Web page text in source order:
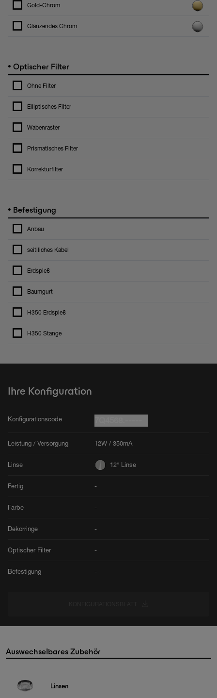
Gold-Chrom
Glänzendes Chrom
• Optischer Filter
Ohne Filter
Elliptisches Filter
Wabenraster
Prismatisches Filter
Korrekturfilter
• Befestigung
Anbau
seitiliches Kabel
Erdspieϐ
Baumgurt
H350 Erdspieϐ
H350 Stange
Ihre Konfiguration
Konfigurationscode
Leistung / Versorgung 12W / 350mA
Linse 12° Linse
Fertig -
Farbe -
Dekorringe -
Optischer Filter -
Befestigung -
Auswechselbares Zubehör
Linsen